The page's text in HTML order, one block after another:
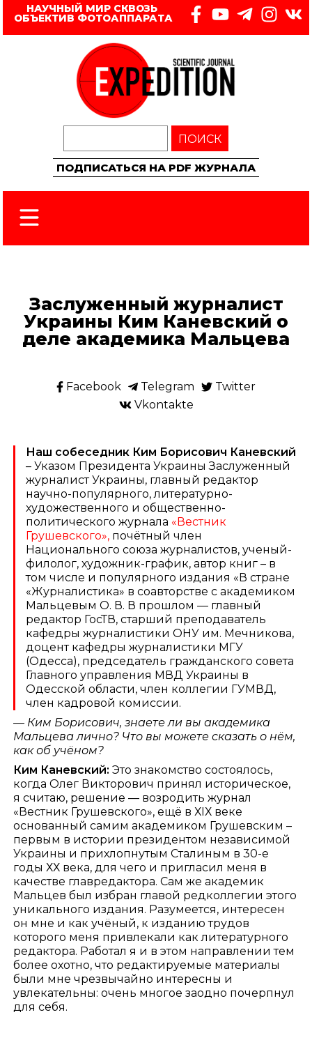
НАУЧНЫЙ МИР СКВОЗЬ
ОБЪЕКТИВ ФОТОАППАРАТА
ПОИСК
ПОДПИСАТЬСЯ НА PDF ЖУРНАЛА
Заслуженный журналист
Украины Ким Каневский о
деле академика Мальцева
Facebook Telegram
Twitter
Vkontakte
Наш собеседник Ким Борисович Каневский
– Указом Президента Украины Заслуженный
журналист Украины, главный редактор
научно-популярного, литературно-
художественного и общественно-
политического журнала «Вестник
Грушевского», почётный член
Национального союза журналистов, ученый-
филолог, художник-график, автор книг – в
том числе и популярного издания «В стране
«Журналистика» в соавторстве с академиком
Мальцевым О. В. В прошлом — главный
редактор ГосТВ, старший преподаватель
кафедры журналистики ОНУ им. Мечникова,
доцент кафедры журналистики МГУ
(Одесса), председатель гражданского совета
Главного управления МВД Украины в
Одесской области, член коллегии ГУМВД,
член кадровой комиссии.
— Ким Борисович, знаете ли вы академика
Мальцева лично? Что вы можете сказать о нём,
как об учёном?
Ким Каневский: Это знакомство состоялось,
когда Олег Викторович принял историческое,
я считаю, решение — возродить журнал
«Вестник Грушевского», ещё в ХIХ веке
основанный самим академиком Грушевским –
первым в истории президентом независимой
Украины и прихлопнутым Сталиным в 30-е
годы ХХ века, для чего и пригласил меня в
качестве главредактора. Сам же академик
Мальцев был избран главой редколлегии этого
уникального издания. Разумеется, интересен
он мне и как учёный, к изданию трудов
которого меня привлекали как литературного
редактора. Работал я и в этом направлении тем
более охотно, что редактируемые материалы
были мне чрезвычайно интересны и
увлекательны: очень многое заодно почерпнул
для себя.